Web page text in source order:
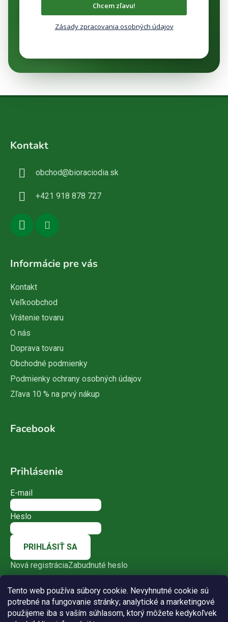
Tento web používa súbory cookie. Nevyhnutné cookie sú
potrebné na fungovanie stránky; analytické a marketingové
použijeme iba s vaším súhlasom, ktorý môžete kedykoľvek
Chcem zľavu!
Zásady zpracovania osobných údajov
Kontakt
obchod@bioraciodia.sk
+421 918 878 727
Informácie pre vás
Kontakt
Veľkoobchod
Vrátenie tovaru
O nás
Doprava tovaru
Obchodné podmienky
Podmienky ochrany osobných údajov
Zľava 10 % na prvý nákup
Facebook
Prihlásenie
E-mail
Heslo
PRIHLÁSIŤ SA
Nová registráciaZabudnuté heslo